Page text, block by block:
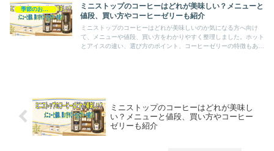
ミニストップのコーヒーはどれが美味しい？メニューと
値段、買い方やコーヒーゼリーも紹介
ミニストップのコーヒーはどれが美味しいのか気になる方へ向け
て、メニューや値段、買い方をわかりやすく整理しました。ホット
とアイスの違い、選び方のポイント、コーヒーゼリーの特徴もあわ
ミニストップのコーヒーはどれが美味し
い？メニューと値段、買い方やコーヒー
ゼリーも紹介